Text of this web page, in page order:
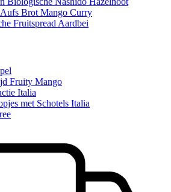
Brot Mango Curry
Fruitspread Aardbei
Fruity Mango
Italia
met Schotels Italia